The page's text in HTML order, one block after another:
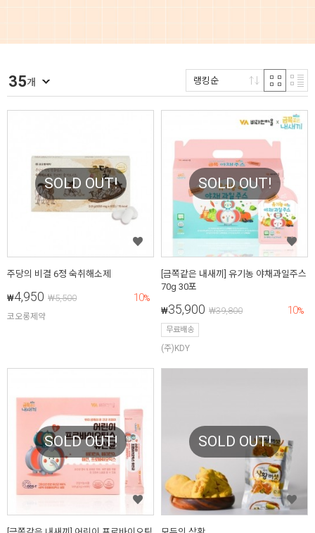
35개 랭킹순
SOLD OUT!
주당의 비결 6정 숙취해소제
₩4,950 ₩5,500 10%
코오롱제약
SOLD OUT!
[금쪽같은 내새끼] 유기농 야채과일주스
70g 30포
₩35,900 ₩39,800 10%
무료배송
(주)KDY
SOLD OUT! SOLD OUT!